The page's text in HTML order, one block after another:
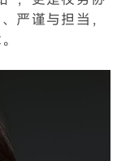
严谨与担当，